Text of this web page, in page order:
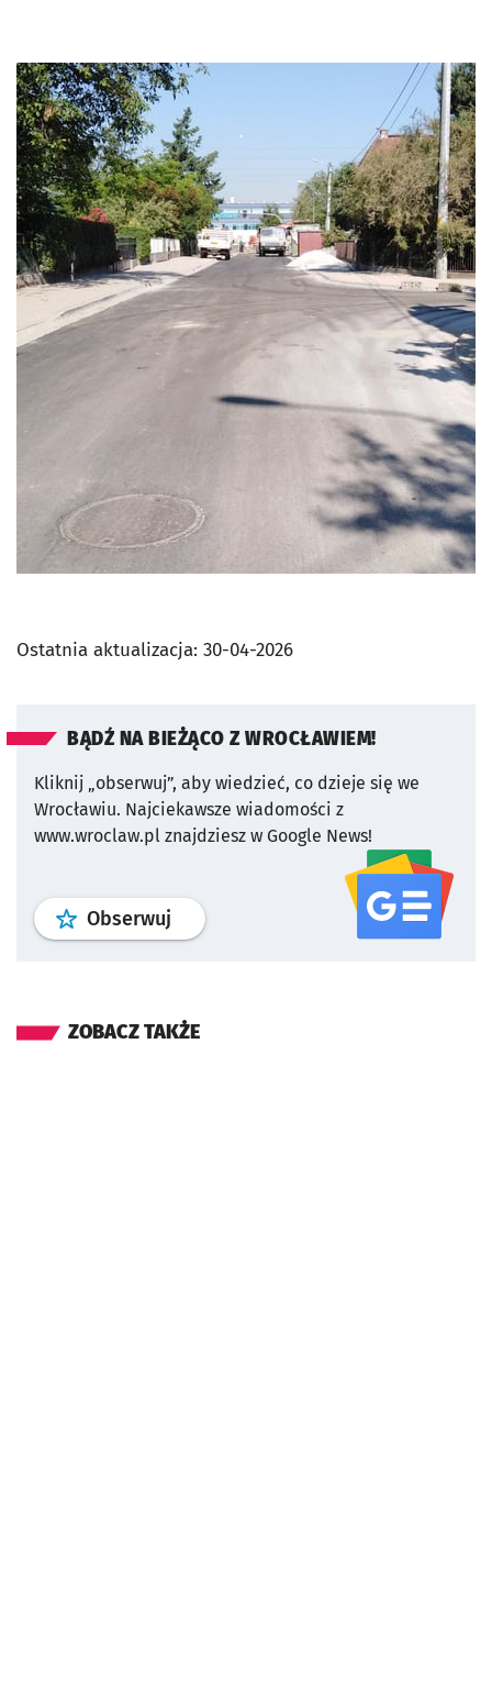
Ostatnia aktualizacja: 30-04-2026
BĄDŹ NA BIEŻĄCO Z WROCŁAWIEM!
Kliknij „obserwuj”, aby wiedzieć, co dzieje się we
Wrocławiu. Najciekawsze wiadomości z
www.wroclaw.pl znajdziesz w Google News!
Obserwuj profil serwisu
ZOBACZ TAKŻE